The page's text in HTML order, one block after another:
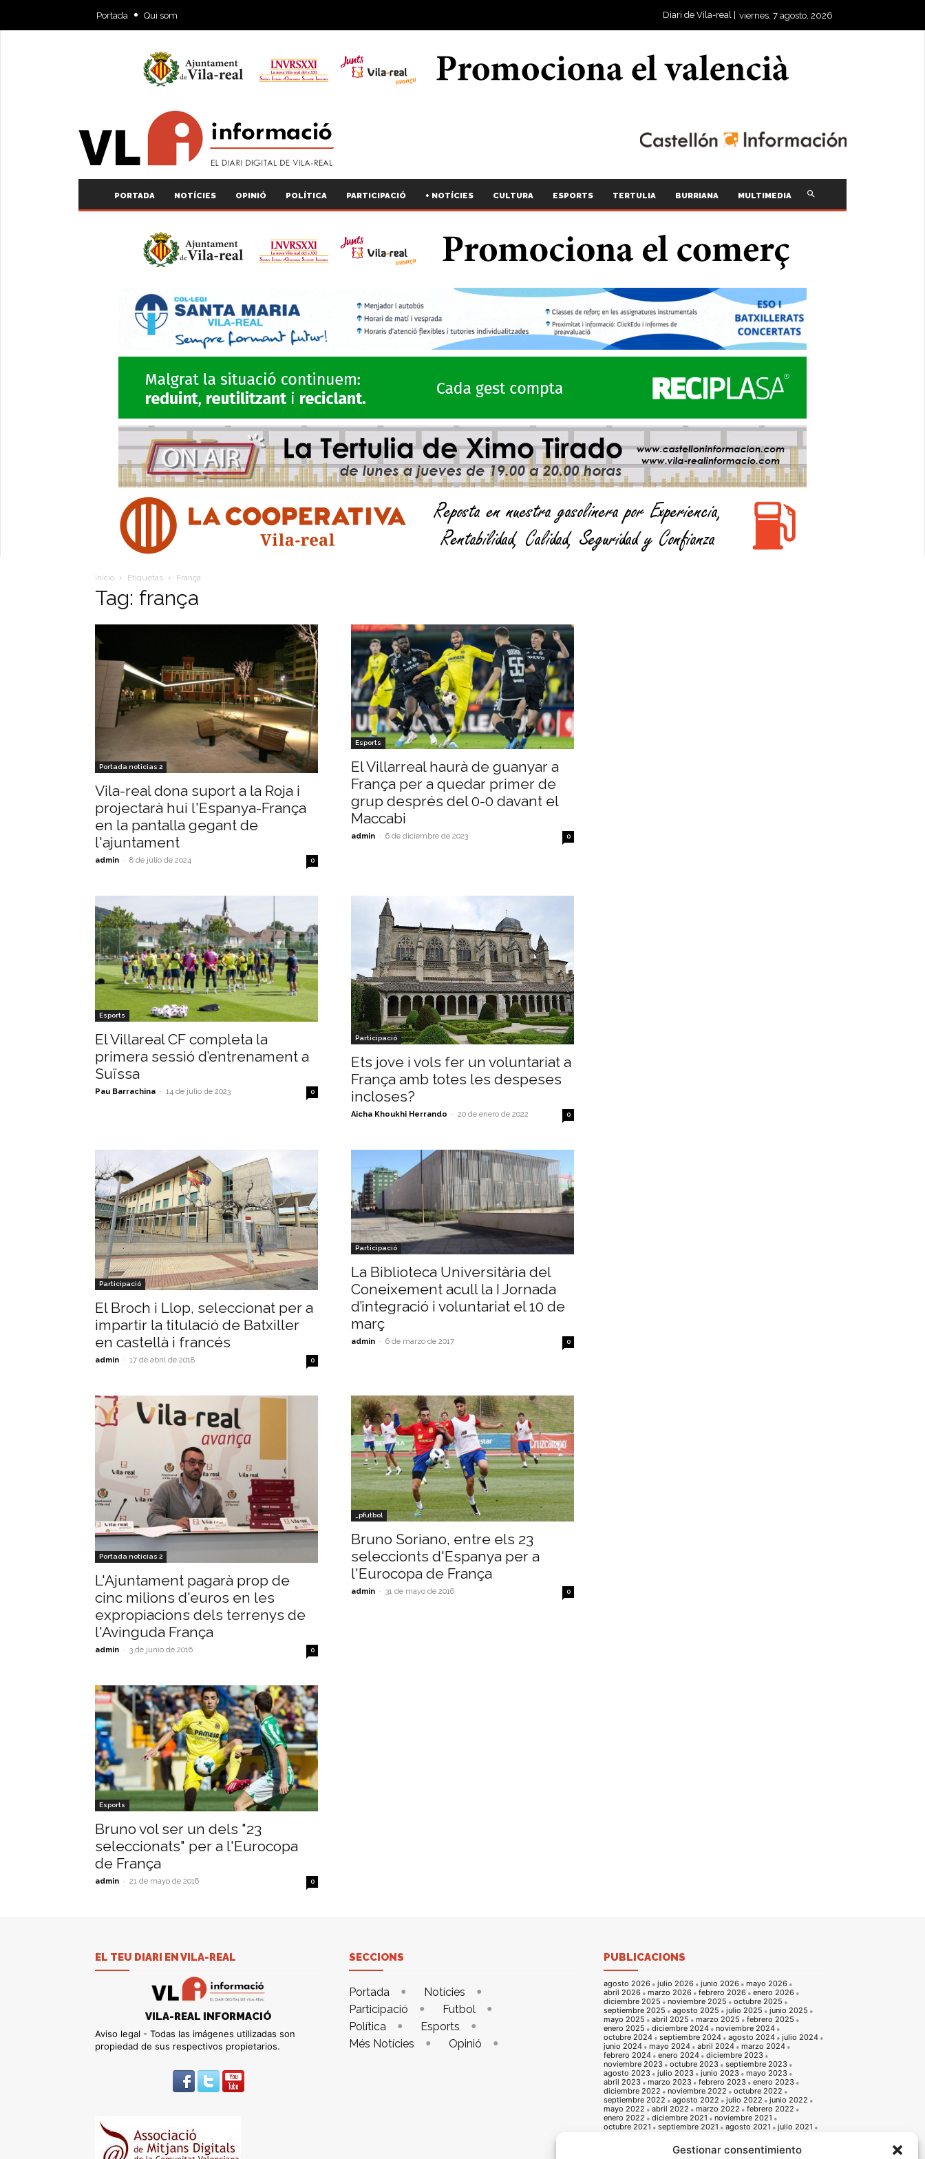
Gestionar consentimiento
Portada Qui som Diari de Vila-real | viernes, 7 agosto, 2026
PORTADA NOTÍCIES OPINIÓ POLÍTICA PARTICIPACIÓ + NOTÍCIES CULTURA ESPORTS TERTULIA BURRIANA MULTIMEDIA
Inicio Etiquetas França
Tag: frança
Portada noticias 2
Vila-real dona suport a la Roja i
projectarà hui l'Espanya-França
en la pantalla gegant de
l'ajuntament
admin - 8 de julio de 2024 0
Esports
El Villarreal haurà de guanyar a
França per a quedar primer de
grup després del 0-0 davant el
Maccabi
admin - 6 de diciembre de 2023 0
Esports
El Villareal CF completa la
primera sessió d’entrenament a
Suïssa
Pau Barrachina - 14 de julio de 2023 0
Participació
Ets jove i vols fer un voluntariat a
França amb totes les despeses
incloses?
Aicha Khoukhi Herrando - 20 de enero de 2022 0
Participació
El Broch i Llop, seleccionat per a
impartir la titulació de Batxiller
en castellà i francés
admin - 17 de abril de 2018 0
Participació
La Biblioteca Universitària del
Coneixement acull la I Jornada
d’integració i voluntariat el 10 de
març
admin - 6 de marzo de 2017 0
Portada noticias 2
L'Ajuntament pagarà prop de
cinc milions d'euros en les
expropiacions dels terrenys de
l'Avinguda França
admin - 3 de junio de 2016 0
_pfutbol
Bruno Soriano, entre els 23
seleccionts d'Espanya per a
l'Eurocopa de França
admin - 31 de mayo de 2016 0
Esports
Bruno vol ser un dels "23
seleccionats" per a l'Eurocopa
de França
admin - 21 de mayo de 2016 0
EL TEU DIARI EN VILA-REAL
VILA-REAL INFORMACIÓ
Aviso legal - Todas las imágenes utilizadas son
propiedad de sus respectivos propietarios.
SECCIONS
Portada
Notícies
Participació
Futbol
Política
Esports
Més Notícies
Opinió
PUBLICACIONS
agosto 2026 julio 2026 junio 2026
mayo 2026
abril 2026
marzo 2026 febrero 2026
enero 2026
diciembre 2025
noviembre 2025
octubre 2025
septiembre 2025
agosto 2025 julio 2025
junio 2025
mayo 2025
abril 2025 marzo 2025
febrero 2025
enero 2025
diciembre 2024
noviembre 2024
octubre 2024
septiembre 2024 agosto 2024
julio 2024
junio 2024
mayo 2024 abril 2024
marzo 2024
febrero 2024
enero 2024
diciembre 2023
noviembre 2023
octubre 2023
septiembre 2023
agosto 2023
julio 2023 junio 2023
mayo 2023
abril 2023
marzo 2023 febrero 2023
enero 2023
diciembre 2022
noviembre 2022
octubre 2022
septiembre 2022
agosto 2022 julio 2022
junio 2022
mayo 2022
abril 2022 marzo 2022
febrero 2022
enero 2022
diciembre 2021
noviembre 2021
octubre 2021
septiembre 2021 agosto 2021
julio 2021
enero 2021
octubre 2020
septiembre 2020